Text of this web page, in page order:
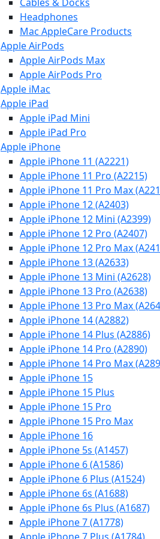
Headphones
Mac AppleCare Products
Apple AirPods
Apple AirPods Max
Apple AirPods Pro
Apple iMac
Apple iPad
Apple iPad Mini
Apple iPad Pro
Apple iPhone
Apple iPhone 11 (A2221)
Apple iPhone 11 Pro (A2215)
Apple iPhone 11 Pro Max
Apple iPhone 12 (A2403)
Apple iPhone 12 Mini (A2399)
Apple iPhone 12 Pro (A2407)
Apple iPhone 12 Pro Max
Apple iPhone 13 (A2633)
Apple iPhone 13 Mini (A2628)
Apple iPhone 13 Pro (A2638)
Apple iPhone 13 Pro Max
Apple iPhone 14 (A2882)
Apple iPhone 14 Plus (A2886)
Apple iPhone 14 Pro (A2890)
Apple iPhone 14 Pro Max
Apple iPhone 15
Apple iPhone 15 Plus
Apple iPhone 15 Pro
Apple iPhone 15 Pro Max
Apple iPhone 16
Apple iPhone 5s (A1457)
Apple iPhone 6 (A1586)
Apple iPhone 6 Plus (A1524)
Apple iPhone 6s (A1688)
Apple iPhone 6s Plus (A1687)
Apple iPhone 7 (A1778)